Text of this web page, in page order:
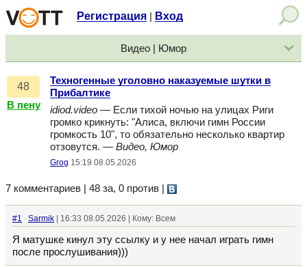
Регистрация Вход
Видео | Юмор
48
В пену
Техногенные уголовно наказуемые шутки в
Прибалтике
idiod.video — Если тихой ночью на улицах Риги
громко крикнуть: "Алиса, включи гимн России
громкость 10", то обязательно несколько квартир
отзовутся. — Видео, Юмор
Grog 15:19 08.05.2026
7 комментариев | 48 за, 0 против
#1 Sarmik | 16:33 08.05.2026 | Кому: Всем
Я матушке кинул эту ссылку и у нее начал играть гимн
после прослушивания)))